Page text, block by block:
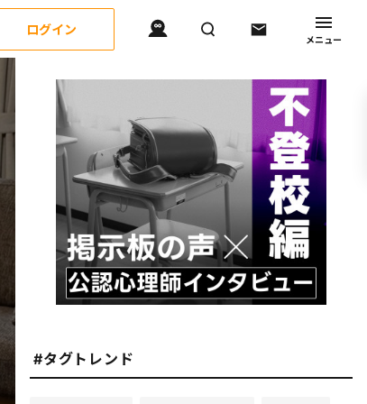
ログイン
メニュー
#タグトレンド